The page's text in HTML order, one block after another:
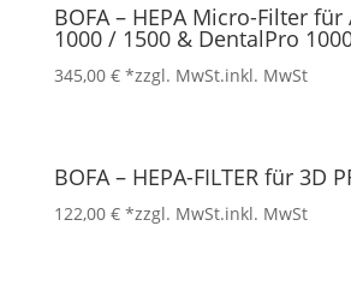
BOFA – HEPA Micro-Filter für
1000 / 1500 & DentalPro
345,00 € *zzgl. MwSt.inkl. MwSt
BOFA – HEPA-FILTER für 3D
122,00 € *zzgl. MwSt.inkl. MwSt